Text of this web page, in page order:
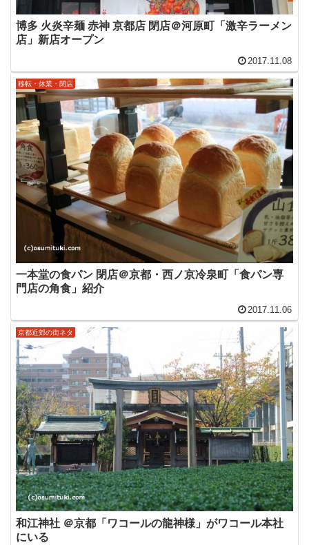
博多 火炎辛麺 赤神 京都店 閉店＠河原町「激辛ラーメン
店」新店オープン
2017.11.08
移転・休業・閉店
一本堂の食パン 閉店＠京都・西ノ京冷泉町「食パン専
門店の角食」紹介
2017.11.06
京都近郊の街ネタ
和江神社 ＠京都「ワコールの龍神様」がワコール本社
にいる